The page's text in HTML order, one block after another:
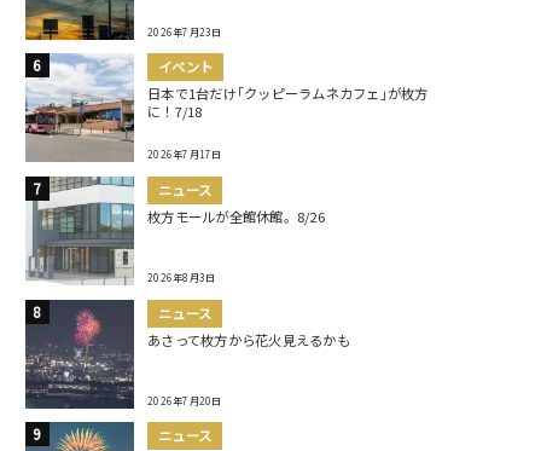
2026年7月23日
イベント
日本で1台だけ｢クッピーラムネカフェ｣が枚方
に！7/18
2026年7月17日
ニュース
枚方モールが全館休館。8/26
2026年8月3日
ニュース
あさって枚方から花火見えるかも
2026年7月20日
ニュース